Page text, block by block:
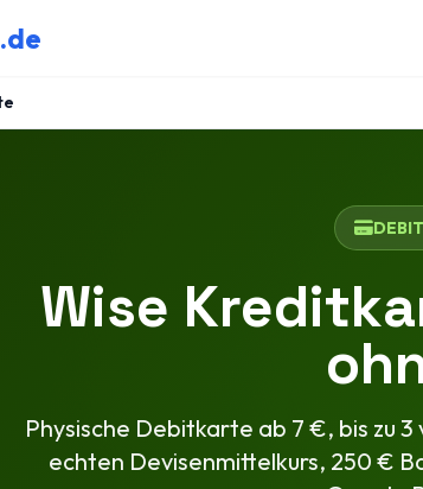
Wise
Physische Debitkarte ab 7 €, bis zu
echten Devisenmittelkurs, 250 €